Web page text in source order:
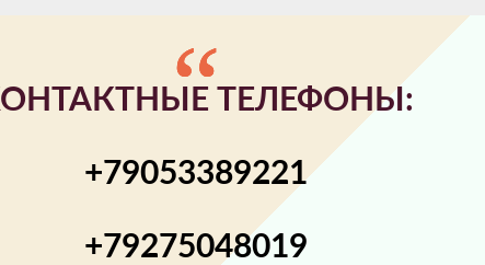
ТЕЛЕФОНЫ:
+79053389221
+79275048019